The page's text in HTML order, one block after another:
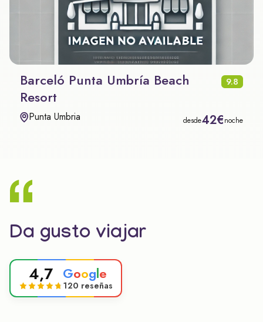
Barceló Punta Umbría Beach
Resort
9.8
Punta Umbria desde42€noche
Da gusto viajar
4,7 Google
120 reseñas